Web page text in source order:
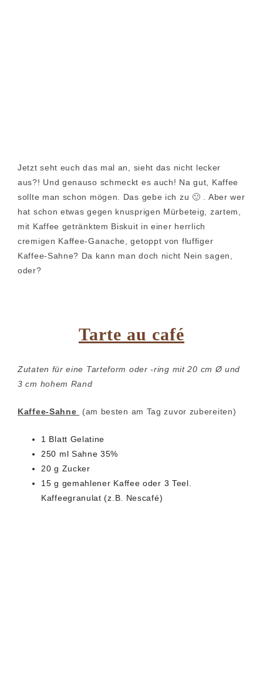
Jetzt seht euch das mal an, sieht das nicht lecker
aus?! Und genauso schmeckt es auch! Na gut, Kaffee
sollte man schon mögen. Das gebe ich zu 🙂 . Aber wer
hat schon etwas gegen knusprigen Mürbeteig, zartem,
mit Kaffee getränktem Biskuit in einer herrlich
cremigen Kaffee-Ganache, getoppt von fluffiger
Kaffee-Sahne? Da kann man doch nicht Nein sagen,
oder?
Tarte au café
Zutaten für eine Tarteform oder -ring mit 20 cm Ø und
3 cm hohem Rand
Kaffee-Sahne (am besten am Tag zuvor zubereiten)
1 Blatt Gelatine
250 ml Sahne 35%
20 g Zucker
15 g gemahlener Kaffee oder 3 Teel.
Kaffeegranulat (z.B. Nescafé)